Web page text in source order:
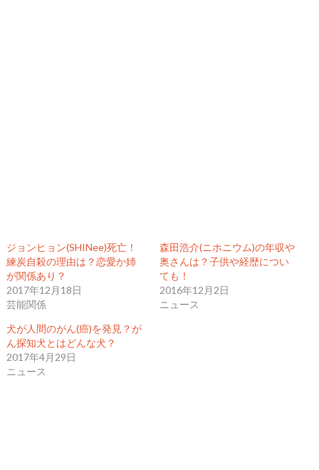
ジョンヒョン(SHINee)死亡！
練炭自殺の理由は？恋愛か姉
が関係あり？
2017年12月18日
芸能関係
森田浩介(ニホニウム)の年収や
奥さんは？子供や経歴につい
ても！
2016年12月2日
ニュース
犬が人間のがん(癌)を発見？が
ん探知犬とはどんな犬？
2017年4月29日
ニュース